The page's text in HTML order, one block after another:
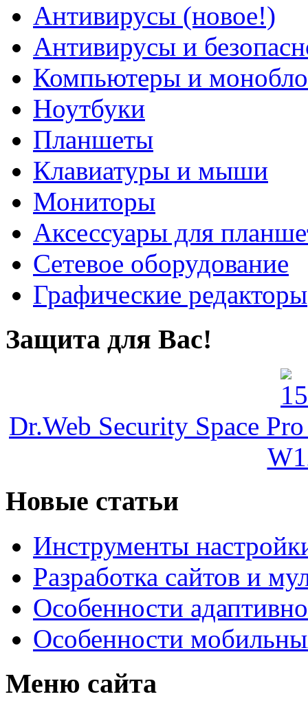
Антивирусы (новое!)
Антивирусы и
Компьютеры и
Ноутбуки
Планшеты
Клавиатуры и мыши
Мониторы
Аксессуары для
Сетевое оборудование
Графические редакторы
Защита для Вас!
Dr.Web Security Space
Новые статьи
Инструменты
Разработка сайтов и
Особенности
Особенности
Меню сайта